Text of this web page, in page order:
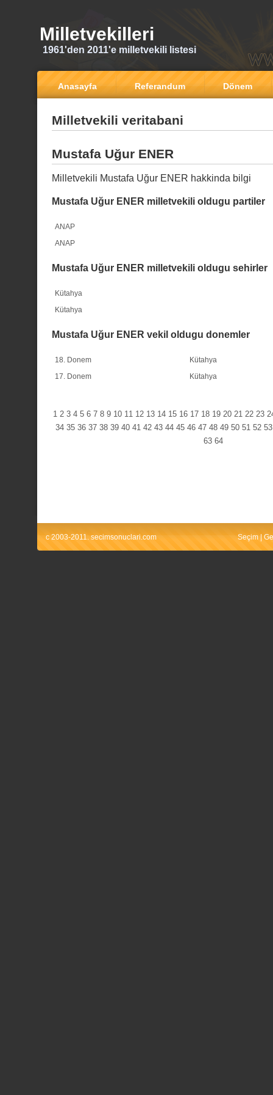
Milletvekilleri
1961'den 2011'e milletvekili listesi
Anasayfa Referandum Dönem
Milletvekili veritabani
Mustafa Uğur ENER
Milletvekili Mustafa Uğur ENER hakkinda bilgi
Mustafa Uğur ENER milletvekili oldugu partiler
ANAP
ANAP
Mustafa Uğur ENER milletvekili oldugu sehirler
Kütahya
Kütahya
Mustafa Uğur ENER vekil oldugu donemler
18. Donem
Kütahya
17. Donem
Kütahya
1 2 3 4 5 6 7 8 9 10 11 12 13 14 15 16 17 18 19 20 21 22 23
34 35 36 37 38 39 40 41 42 43 44 45 46 47 48 49 50 51 52 53
63 64
c 2003-2011. secimsonuclari.com Seçim